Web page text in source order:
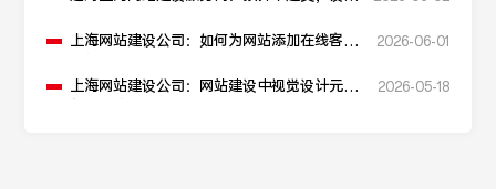
上海网站建设公司：如何为网站添加在线客服
2026-06-01
上海网站建设公司：网站建设中视觉设计元素
2026-05-18